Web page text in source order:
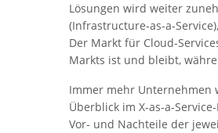
Lösungen wird weiter
(Infrastructure-as-a-
Der Markt für Cloud-
Markts ist und bleibt,
Immer mehr Unternehmen
Überblick im X-as-a-
Vor- und Nachteile der